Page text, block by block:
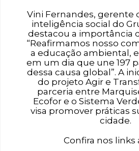
Vini Fernandes, gerente
inteligência social do
destacou a importância
“Reafirmamos nosso
a educação ambiental,
em um dia que une 197
dessa causa global”. A
do projeto Agir e
parceria entre
Ecofor e o Sistema
visa promover práticas
cidade.
Confira nos links